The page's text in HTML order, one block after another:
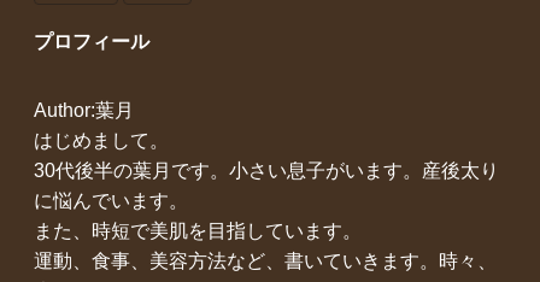
プロフィール
Author:葉月
はじめまして。
30代後半の葉月です。小さい息子がいます。産後太り
に悩んでいます。
また、時短で美肌を目指しています。
運動、食事、美容方法など、書いていきます。時々、